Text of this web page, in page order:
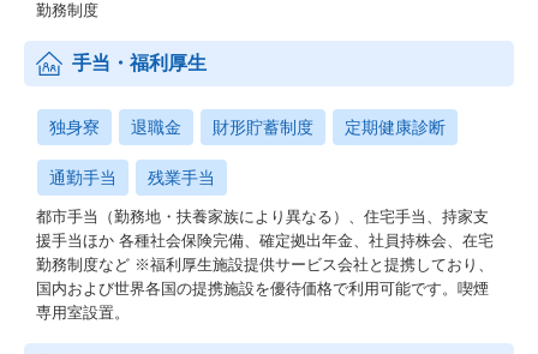
勤務制度
手当・福利厚生
独身寮 退職金 財形貯蓄制度 定期健康診断
通勤手当 残業手当
都市手当（勤務地・扶養家族により異なる）、住宅手当、持家支
援手当ほか 各種社会保険完備、確定拠出年金、社員持株会、在宅
勤務制度など ※福利厚生施設提供サービス会社と提携しており、
国内および世界各国の提携施設を優待価格で利用可能です。喫煙
専用室設置。